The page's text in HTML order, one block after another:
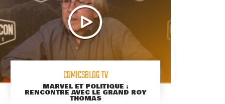
COMICSBLOG TV
MARVEL ET POLITIQUE :
RENCONTRE AVEC LE GRAND ROY
THOMAS